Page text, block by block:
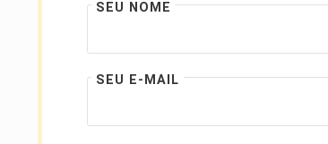
SEU NOME
SEU E-MAIL